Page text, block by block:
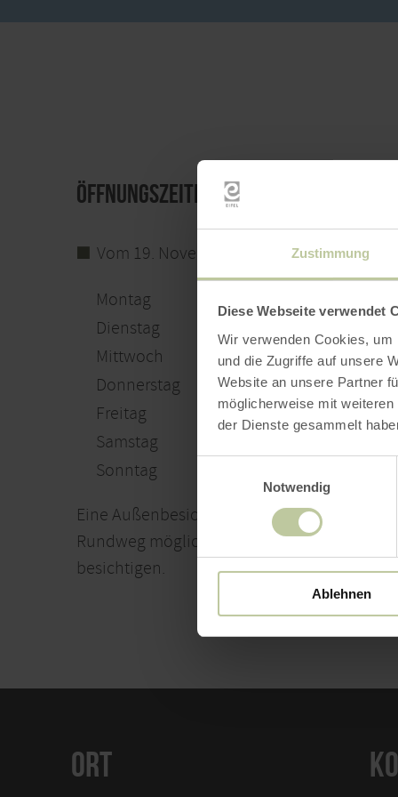
Zustimmung
Diese Webseite verwendet
Wir verwenden Cookies,
und die Zugriffe auf unsere
Website an unsere Partner
möglicherweise mit
der Dienste gesammelt
Notwendig
Ablehnen
Öffnungszeiten
Vom 19. November bis 15. Oktober
Montag
Dienstag
Mittwoch
00:00 - 23:59
Donnerstag
00:00 - 23:59
Freitag
00:00 - 23:59
Samstag
Sonntag
Eine Außenbesichtigung ist außerhalb des
Rundweg möglich. Die Burg selbst ist in
besichtigen.
ORT